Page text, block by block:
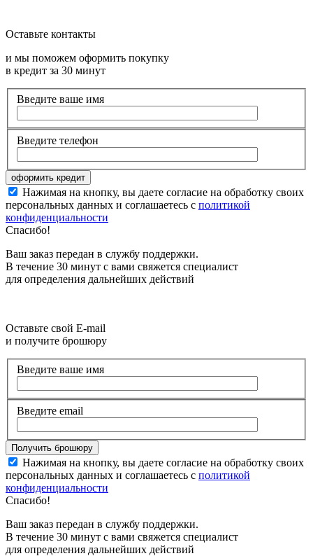
Оставьте контакты
и мы поможем оформить покупку
в кредит за 30 минут
Введите ваше имя
Введите телефон
Нажимая на кнопку, вы даете согласие на обработку своих
персональных данных и соглашаетесь с политикой
конфиденциальности
Спасибо!
Ваш заказ передан в службу поддержки.
В течение 30 минут с вами свяжется специалист
для определения дальнейших действий
Оставьте свой E-mail
и получите брошюру
Введите ваше имя
Введите email
Нажимая на кнопку, вы даете согласие на обработку своих
персональных данных и соглашаетесь с политикой
конфиденциальности
Спасибо!
Ваш заказ передан в службу поддержки.
В течение 30 минут с вами свяжется специалист
для определения дальнейших действий